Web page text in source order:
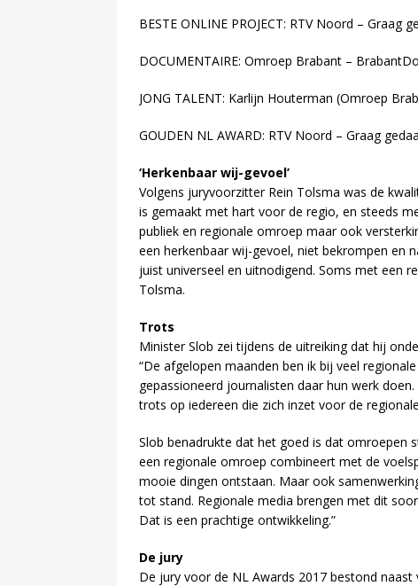
BESTE ONLINE PROJECT: RTV Noord – Graag
DOCUMENTAIRE: Omroep Brabant –
JONG TALENT: Karlijn Houterman (Omroep
GOUDEN NL AWARD: RTV Noord – Graag
‘Herkenbaar wij-gevoel’
Volgens juryvoorzitter Rein Tolsma was de
is gemaakt met hart voor de regio, en steeds
publiek en regionale omroep maar ook
een herkenbaar wij-gevoel, niet bekrompen en
juist universeel en uitnodigend. Soms met een
Tolsma.
Trots
Minister Slob zei tijdens de uitreiking dat hij
“De afgelopen maanden ben ik bij veel
gepassioneerd journalisten daar hun werk
trots op iedereen die zich inzet voor de
Slob benadrukte dat het goed is dat omroepen
een regionale omroep combineert met de
mooie dingen ontstaan. Maar ook
tot stand. Regionale media brengen met dit
Dat is een prachtige ontwikkeling.”
De jury
De jury voor de NL Awards 2017 bestond